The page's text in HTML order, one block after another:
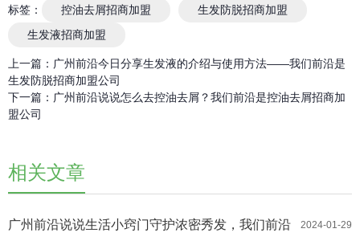
标签： 控油去屑招商加盟
生发防脱招商加盟
生发液招商加盟
上一篇： 广州前沿今日分享生发液的介绍与使用方法——我们前沿是
生发防脱招商加盟公司
下一篇： 广州前沿说说怎么去控油去屑？我们前沿是控油去屑招商加
盟公司
相关文章
2024-01-29
广州前沿说说生活小窍门守护浓密秀发，我们前沿